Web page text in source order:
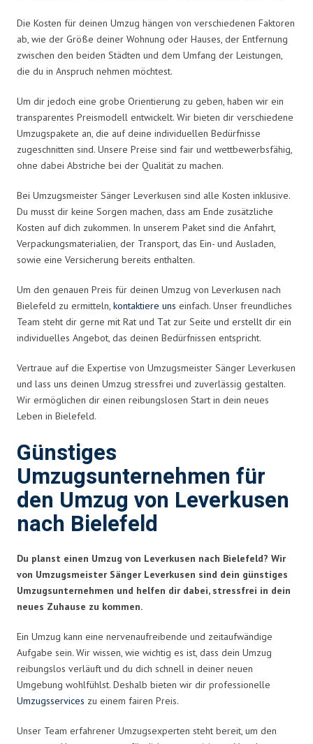
Die Kosten für deinen Umzug hängen von verschiedenen Faktoren
ab, wie der Größe deiner Wohnung oder Hauses, der Entfernung
zwischen den beiden Städten und dem Umfang der Leistungen,
die du in Anspruch nehmen möchtest.
Um dir jedoch eine grobe Orientierung zu geben, haben wir ein
transparentes Preismodell entwickelt. Wir bieten dir verschiedene
Umzugspakete an, die auf deine individuellen Bedürfnisse
zugeschnitten sind. Unsere Preise sind fair und wettbewerbsfähig,
ohne dabei Abstriche bei der Qualität zu machen.
Bei Umzugsmeister Sänger Leverkusen sind alle Kosten inklusive.
Du musst dir keine Sorgen machen, dass am Ende zusätzliche
Kosten auf dich zukommen. In unserem Paket sind die Anfahrt,
Verpackungsmaterialien, der Transport, das Ein- und Ausladen,
sowie eine Versicherung bereits enthalten.
Um den genauen Preis für deinen Umzug von Leverkusen nach
Bielefeld zu ermitteln, kontaktiere uns einfach. Unser freundliches
Team steht dir gerne mit Rat und Tat zur Seite und erstellt dir ein
individuelles Angebot, das deinen Bedürfnissen entspricht.
Vertraue auf die Expertise von Umzugsmeister Sänger Leverkusen
und lass uns deinen Umzug stressfrei und zuverlässig gestalten.
Wir ermöglichen dir einen reibungslosen Start in dein neues
Leben in Bielefeld.
Günstiges
Umzugsunternehmen für
den Umzug von Leverkusen
nach Bielefeld
Du planst einen Umzug von Leverkusen nach Bielefeld? Wir
von Umzugsmeister Sänger Leverkusen sind dein günstiges
Umzugsunternehmen und helfen dir dabei, stressfrei in dein
neues Zuhause zu kommen.
Ein Umzug kann eine nervenaufreibende und zeitaufwändige
Aufgabe sein. Wir wissen, wie wichtig es ist, dass dein Umzug
reibungslos verläuft und du dich schnell in deiner neuen
Umgebung wohlfühlst. Deshalb bieten wir dir professionelle
Umzugsservices zu einem fairen Preis.
Unser Team erfahrener Umzugsexperten steht bereit, um den